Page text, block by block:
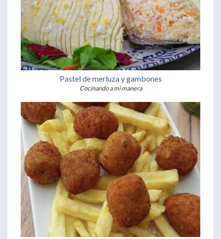
Pastel de merluza y gambones
Cocinando a mi manera